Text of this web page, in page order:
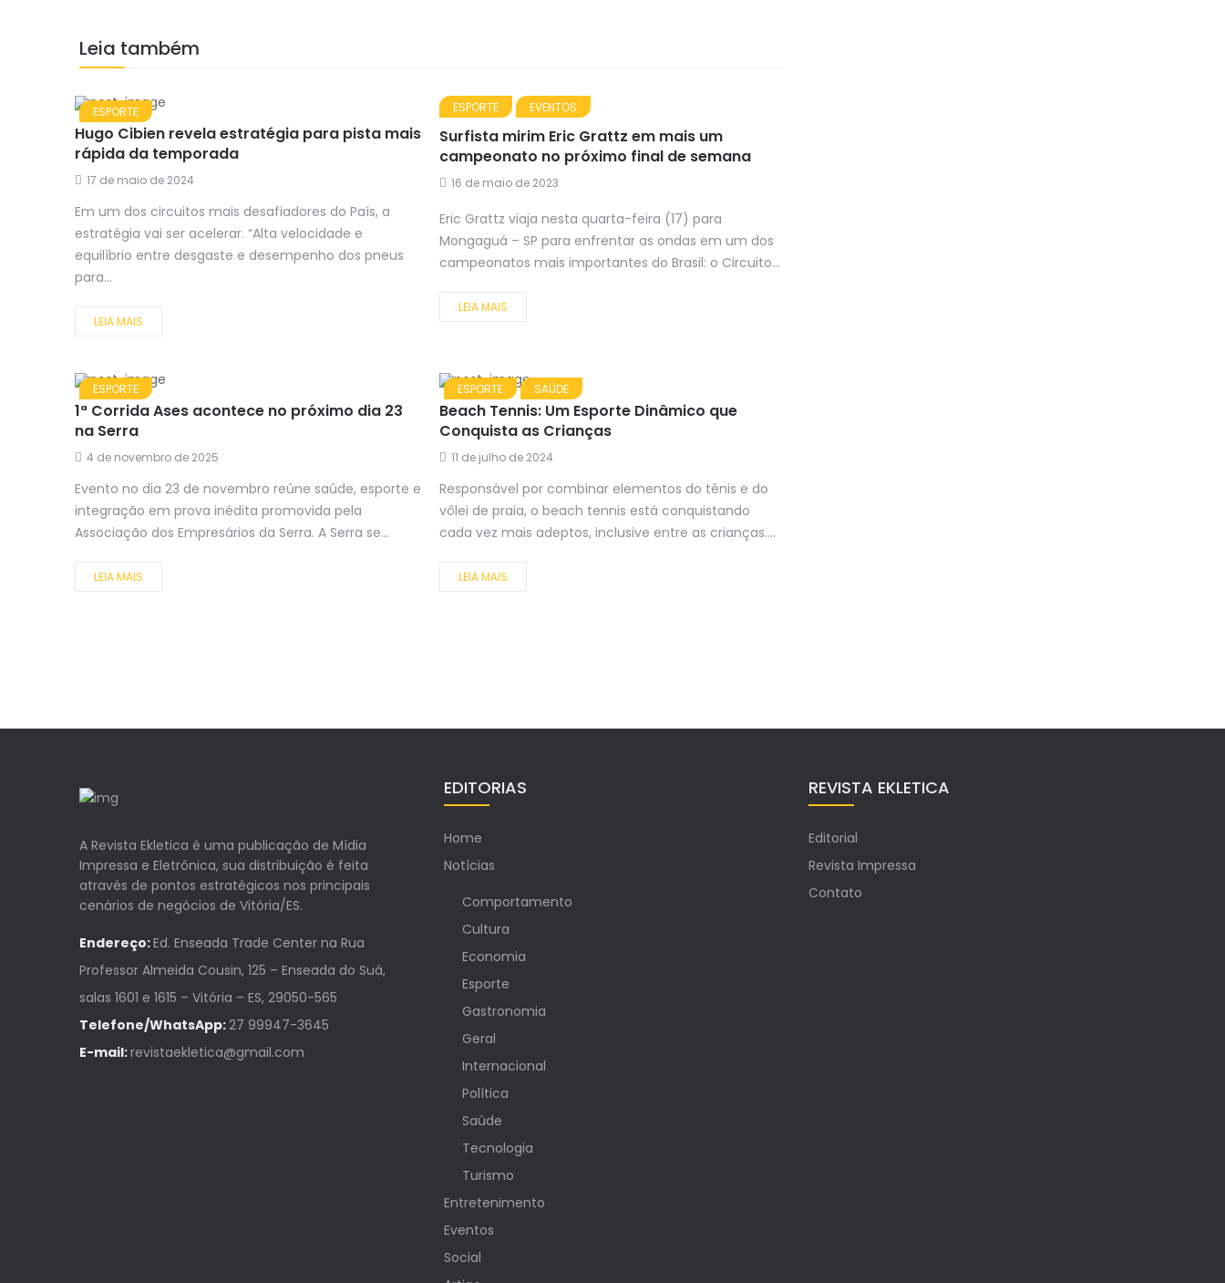
Leia também
ESPORTE
Hugo Cibien revela estratégia para pista mais
rápida da temporada
17 de maio de 2024
Em um dos circuitos mais desafiadores do País, a
estratégia vai ser acelerar. “Alta velocidade e
equilíbrio entre desgaste e desempenho dos pneus
para...
LEIA MAIS
ESPORTE EVENTOS
Surfista mirim Eric Grattz em mais um
campeonato no próximo final de semana
16 de maio de 2023
Eric Grattz viaja nesta quarta-feira (17) para
Mongaguá – SP para enfrentar as ondas em um dos
campeonatos mais importantes do Brasil: o Circuito...
LEIA MAIS
ESPORTE
1ª Corrida Ases acontece no próximo dia 23
na Serra
4 de novembro de 2025
Evento no dia 23 de novembro reúne saúde, esporte e
integração em prova inédita promovida pela
Associação dos Empresários da Serra. A Serra se...
LEIA MAIS
ESPORTE SAÚDE
Beach Tennis: Um Esporte Dinâmico que
Conquista as Crianças
11 de julho de 2024
Responsável por combinar elementos do tênis e do
vôlei de praia, o beach tennis está conquistando
cada vez mais adeptos, inclusive entre as crianças....
LEIA MAIS
A Revista Ekletica é uma publicação de Mídia
Impressa e Eletrônica, sua distribuição é feita
através de pontos estratégicos nos principais
cenários de negócios de Vitória/ES.
Endereço:Ed. Enseada Trade Center na Rua
Professor Almeida Cousin, 125 – Enseada do Suá,
salas 1601 e 1615 – Vitória – ES, 29050-565
Telefone/WhatsApp:27 99947-3645
E-mail:revistaekletica@gmail.com
EDITORIAS
Home
Notícias
Comportamento
Cultura
Economia
Esporte
Gastronomia
Geral
Internacional
Política
Saúde
Tecnologia
Turismo
Entretenimento
Eventos
Social
REVISTA EKLETICA
Editorial
Revista Impressa
Contato